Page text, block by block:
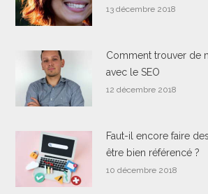
13 décembre 2018
Comment trouver de
avec le SEO
12 décembre 2018
Faut-il encore faire
être bien référencé ?
10 décembre 2018